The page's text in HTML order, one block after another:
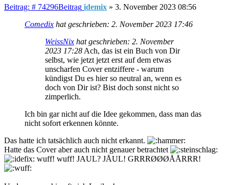
Beitrag: # 74296Beitrag idemix » 3. November 2023 08:56
Comedix hat geschrieben: 2. November 2023 17:46
WeissNix hat geschrieben: 2. November
2023 17:28 Ach, das ist ein Buch von Dir
selbst, wie jetzt jetzt erst auf dem etwas
unscharfen Cover entziffere - warum
kündigst Du es hier so neutral an, wenn es
doch von Dir ist? Bist doch sonst nicht so
zimperlich.
Ich bin gar nicht auf die Idee gekommen, dass man das
nicht sofort erkennen könnte.
Das hatte ich tatsächlich auch nicht erkannt.
Hatte das Cover aber auch nicht genauer betrachtet
wuff! wuff! JAUL? JÅUL! GRRRØØØÅÅRRR!